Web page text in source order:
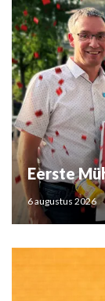
Eerste
6 augustus 2026